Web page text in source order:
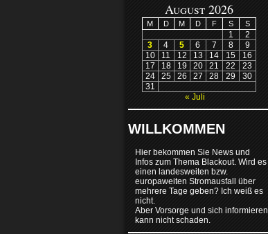
August 2026
M D M D F S S
1
2
3
4 5 6 7 8
9
10
11 12 13 14 15
16
17
18 19 20 21 22
23
24
25 26 27 28 29
30
31
« Juli
WILLKOMMEN
Hier bekommen Sie News und
Infos zum Thema Blackout. Wird es
einen landesweiten bzw.
europaweiten Stromausfall über
mehrere Tage geben? Ich weiß es
nicht.
Aber Vorsorge und sich informieren
kann nicht schaden.